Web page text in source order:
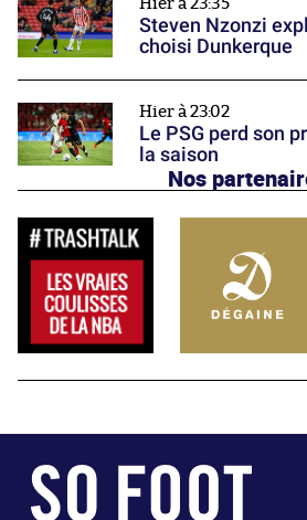
Hier à 23:35
Steven Nzonzi
choisi Dunkerque
Hier à 23:02
Le PSG perd son
la saison
Nos